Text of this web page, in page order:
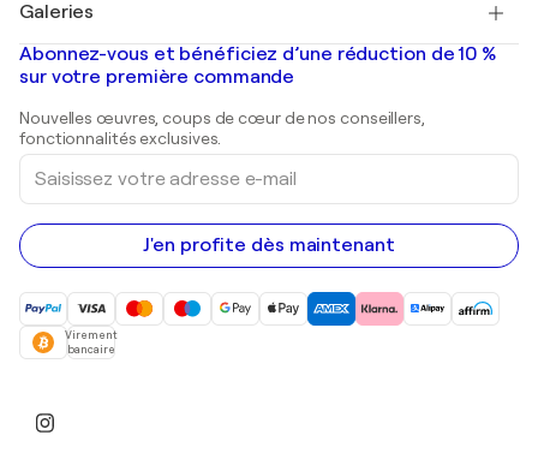
Banksy
Mr. Brainwash
Shepard Fairey
Tableaux abstraits à vendre
Peintures de paysage
Estampes
Peintures acryliques
Galeries
Galeries d'art en France
Galeries d'art en Belgique
Abonnez-vous et bénéficiez d’une réduction de 10 %
sur votre première commande
Nouvelles œuvres, coups de cœur de nos conseillers,
fonctionnalités exclusives.
Saisissez
votre
adresse
e-
mail
J'en profite dès maintenant
Virement
bancaire